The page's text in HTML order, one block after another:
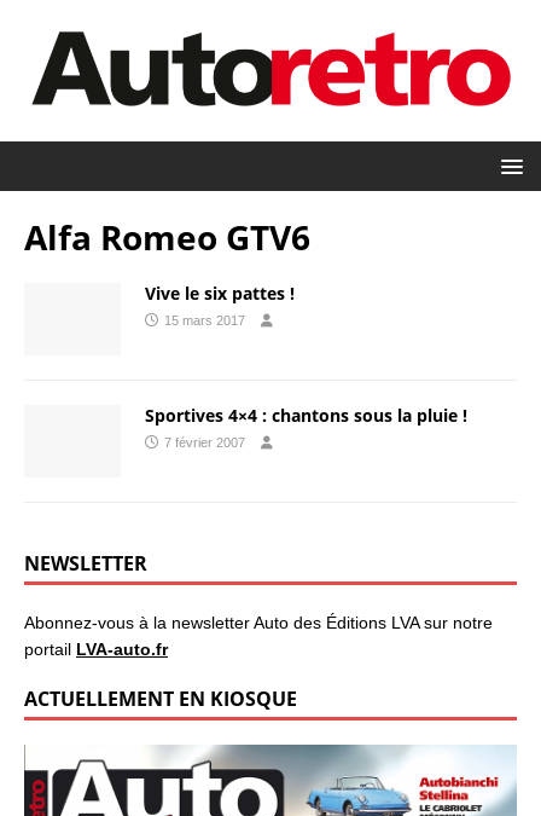
Alfa Romeo GTV6
Vive le six pattes !
15 mars 2017
Sportives 4×4 : chantons sous la pluie !
7 février 2007
NEWSLETTER
Abonnez-vous à la newsletter Auto des Éditions LVA sur notre
portail LVA-auto.fr
ACTUELLEMENT EN KIOSQUE